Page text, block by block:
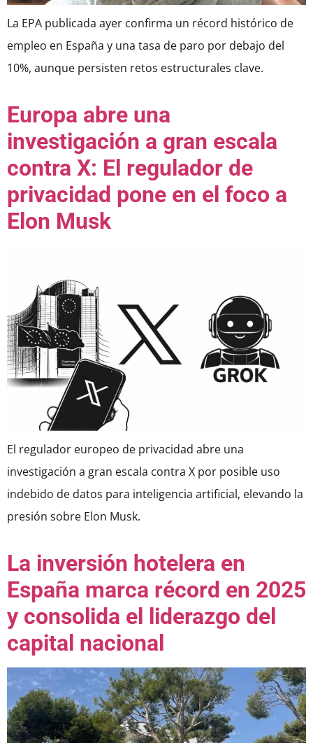
La EPA publicada ayer confirma un récord histórico de
empleo en España y una tasa de paro por debajo del
10%, aunque persisten retos estructurales clave.
Europa abre una
investigación a gran escala
contra X: El regulador de
privacidad pone en el foco a
Elon Musk
El regulador europeo de privacidad abre una
investigación a gran escala contra X por posible uso
indebido de datos para inteligencia artificial, elevando la
presión sobre Elon Musk.
La inversión hotelera en
España marca récord en 2025
y consolida el liderazgo del
capital nacional